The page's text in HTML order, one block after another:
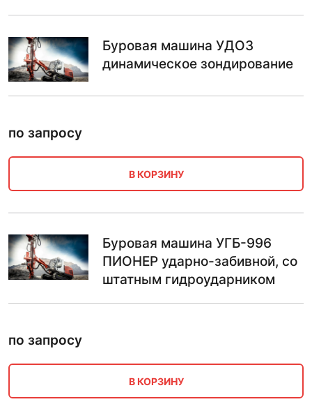
Буровая машина УДОЗ
динамическое зондирование
по запросу
В КОРЗИНУ
Буровая машина УГБ-996
ПИОНЕР ударно-забивной, со
штатным гидроударником
по запросу
В КОРЗИНУ